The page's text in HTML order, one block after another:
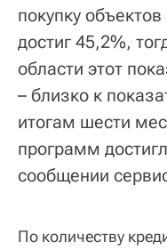
покупку
достиг 45,2%,
области этот
– близко к
итогам шести
программ
сообщении
По количеству